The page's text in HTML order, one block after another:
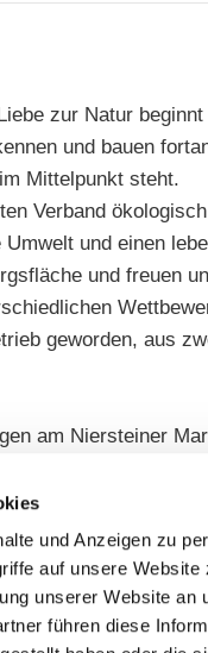
und Anzeigen zu
auf unsere
unserer Website
führen diese
zur Natur
und bauen
Mittelpunkt steht.
Verband
und einen
und freuen
geworden, aus
am Niersteiner